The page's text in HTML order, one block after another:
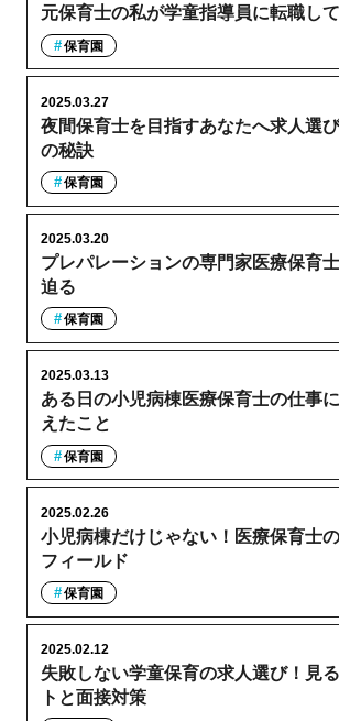
元保育士の私が学童指導員に転職し
保育園
夜間保育士を目指すあなたへ求人選
の秘訣
2025.03.27
保育園
プレパレーションの専門家医療保育
迫る
2025.03.20
保育園
ある日の小児病棟医療保育士の仕事
えたこと
2025.03.13
保育園
小児病棟だけじゃない！医療保育士
フィールド
2025.02.26
保育園
失敗しない学童保育の求人選び！見
トと面接対策
2025.02.12